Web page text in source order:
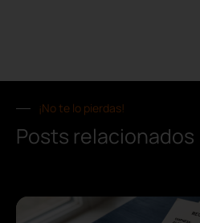
¡No te lo pierdas!
Posts relacionados